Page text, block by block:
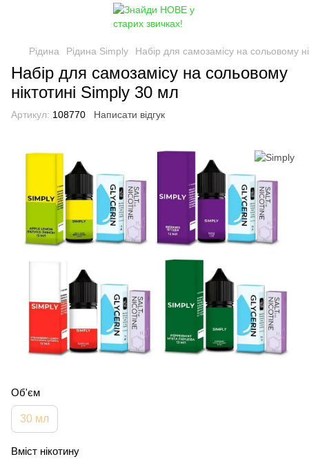
Рідина Рідина Simply Набір для самозамісу на сольовому
Набір для самозамісу на сольовому
ніктотині Simply 30 мл
Артикул: 108770 Написати відгук
Об'єм
30 мл
Вміст нікотину